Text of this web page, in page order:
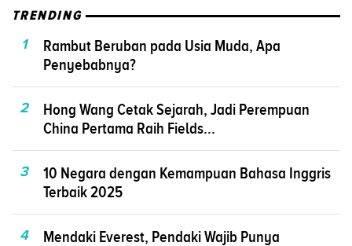
TRENDING
1
Rambut Beruban pada Usia Muda, Apa
Penyebabnya?
2
Hong Wang Cetak Sejarah, Jadi Perempuan
China Pertama Raih Fields...
3
10 Negara dengan Kemampuan Bahasa Inggris
Terbaik 2025
4
Mendaki Everest, Pendaki Wajib Punya